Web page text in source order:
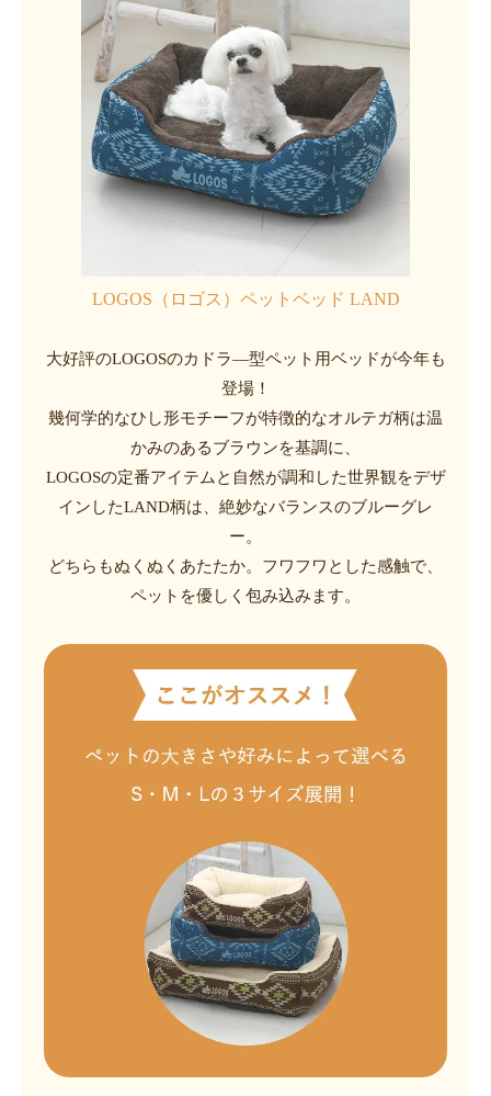
LOGOS（ロゴス）ペットベッド LAND
大好評のLOGOSのカドラ―型ペット用ベッドが今年も
登場！
幾何学的なひし形モチーフが特徴的なオルテガ柄は温
かみのあるブラウンを基調に、
LOGOSの定番アイテムと自然が調和した世界観をデザ
インしたLAND柄は、絶妙なバランスのブルーグレ
ー。
どちらもぬくぬくあたたか。フワフワとした感触で、
ペットを優しく包み込みます。